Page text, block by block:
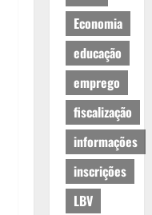
Economia
educação
emprego
fiscalização
informações
inscrições
LBV